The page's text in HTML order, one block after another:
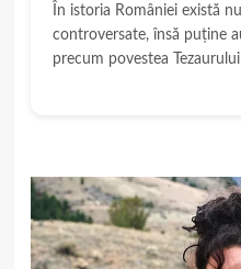
În istoria României există
controversate, însă puține
precum povestea